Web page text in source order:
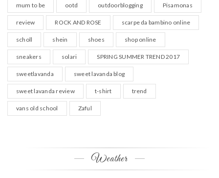
mum to be ootd outdoorblogging Pisamonas
review ROCK AND ROSE scarpe da bambino online
scholl shein shoes shop online
sneakers solari SPRING SUMMER TREND 2017
sweetlavanda sweet lavanda blog
sweet lavanda review t-shirt trend
vans old school Zaful
Weather